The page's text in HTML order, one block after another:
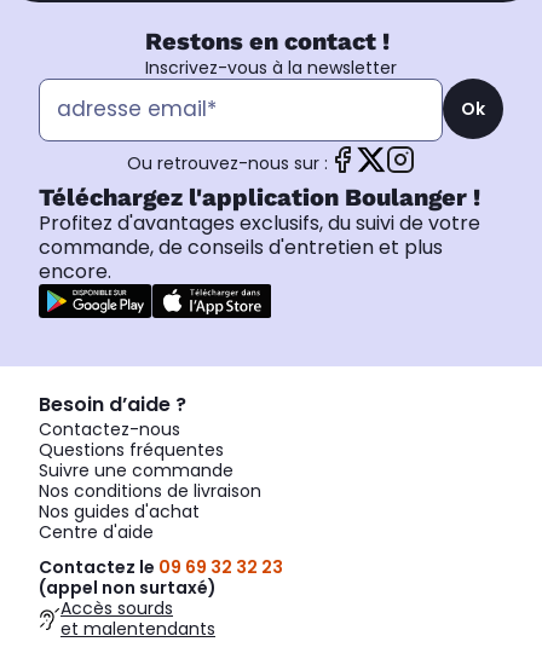
Restons en contact !
Inscrivez-vous à la newsletter
Ok
Ou retrouvez-nous sur :
Téléchargez l'application Boulanger !
Profitez d'avantages exclusifs, du suivi de votre
commande, de conseils d'entretien et plus
encore.
Besoin d’aide ?
Contactez-nous
Questions fréquentes
Suivre une commande
Nos conditions de livraison
Nos guides d'achat
Centre d'aide
Contactez le 09 69 32 32 23
(appel non surtaxé)
Accès sourds
et malentendants